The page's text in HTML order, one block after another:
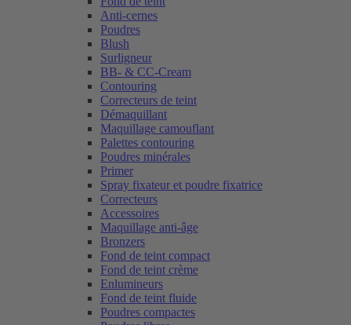
Anti-cernes
Poudres
Blush
Surligneur
BB- & CC-Cream
Contouring
Correcteurs de teint
Démaquillant
Maquillage camouflant
Palettes contouring
Poudres minérales
Primer
Spray fixateur et poudre fixatrice
Correcteurs
Accessoires
Maquillage anti-âge
Bronzers
Fond de teint compact
Fond de teint crème
Enlumineurs
Fond de teint fluide
Poudres compactes